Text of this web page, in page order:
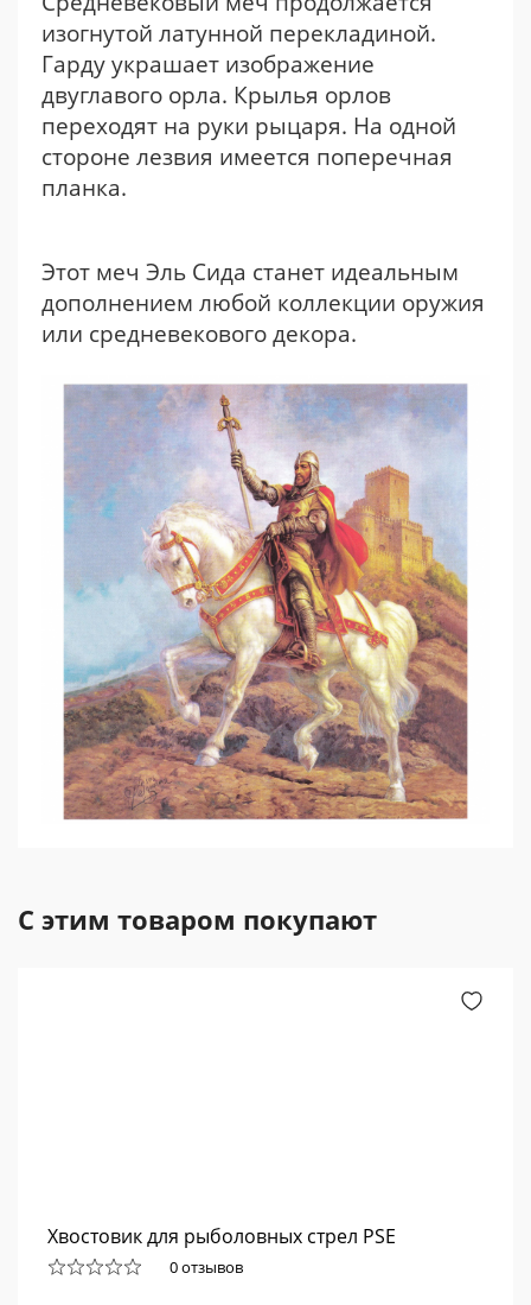
изогнутой латунной перекладиной.
Гарду украшает изображение
двуглавого орла. Крылья орлов
переходят на руки рыцаря. На одной
стороне лезвия имеется поперечная
планка.
Этот меч Эль Сида станет идеальным
дополнением любой коллекции оружия
или средневекового декора.
С этим товаром покупают
Хвостовик для рыболовных стрел PSE
0 отзывов